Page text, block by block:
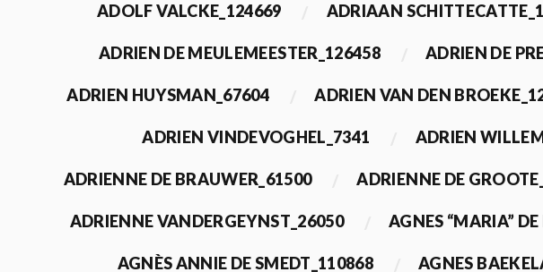
ADOLF VALCKE_124669 ADRIAAN
ADRIEN DE MEULEMEESTER_126458 ADRIEN DE
ADRIEN HUYSMAN_67604 ADRIEN VAN DEN
ADRIEN VINDEVOGHEL_7341 ADRIEN
ADRIENNE DE BRAUWER_61500 ADRIENNE DE
ADRIENNE VANDERGEYNST_26050 AGNES “MARIA”
AGNÈS ANNIE DE SMEDT_110868 AGNES